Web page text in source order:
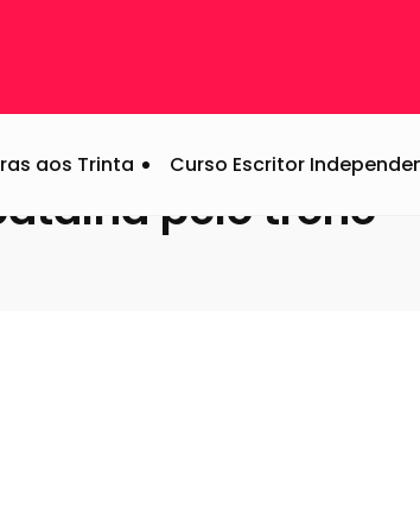
aos Trinta Curso Escritor
pelo trono